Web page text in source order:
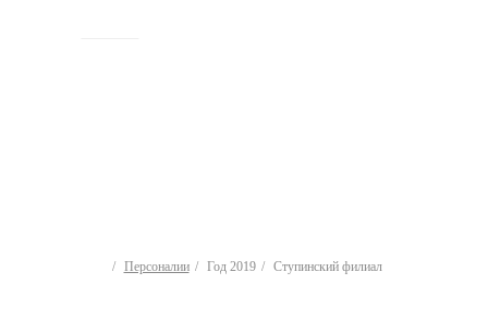
Персоналии Год 2019 Ступинский филиал